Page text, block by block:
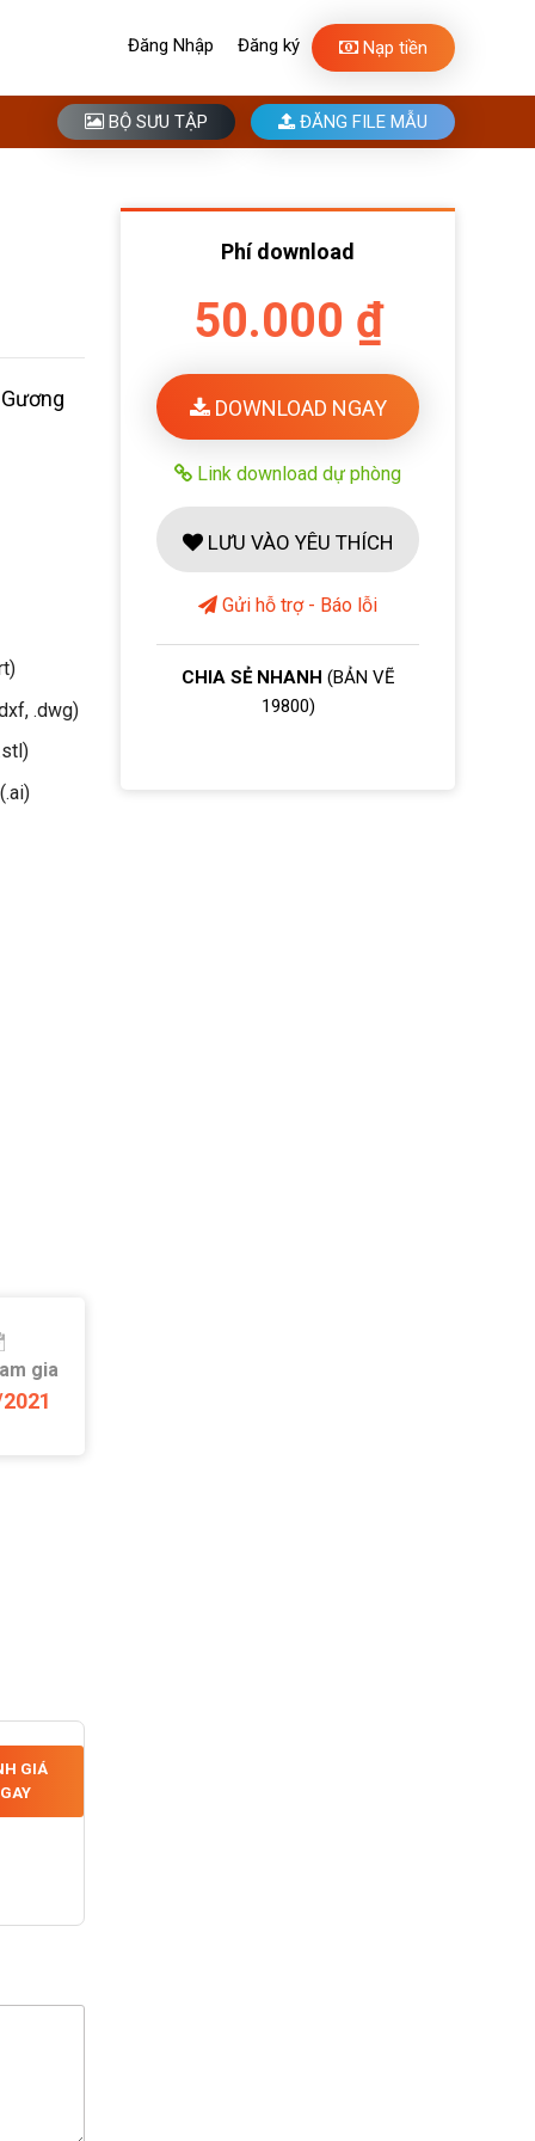
Đăng Nhập Đăng ký Nạp tiền
BỘ SƯU TẬP ĐĂNG FILE MẪU
.dwg)
gia
GIÁ
Phí download
50.000 ₫
DOWNLOAD NGAY
Link download dự phòng
LƯU VÀO YÊU THÍCH
Gửi hỗ trợ - Báo lỗi
CHIA SẺ NHANH (BẢN VẼ
19800)